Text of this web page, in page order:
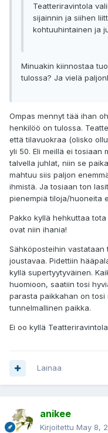
Teatteriravintola
sijainnin ja siihen
kohtuuhintainen ja
Minuakin kiinnostaa
tulossa? Ja vielä
Ompas mennyt tää ihan
henkilöö on tulossa.
että tilavuokraa (olisko
yli 50. Eli meillä ei tosiaan
talvella juhlat, niin se
mahtuu siis paljon
ihmistä. Ja tosiaan ton
pienempiä tiloja/huoneita
Pakko kyllä hehkuttaa
ovat niin ihania!
Sähköposteihin
joustavaa. Pidettiin
kyllä supertyytyväinen.
huomioon, saatiin tosi
parasta paikkahan on tosi
tunnelmallinen paikka.
Ei oo kyllä
Lainaa
anikee
Kirjoitettu May 8,